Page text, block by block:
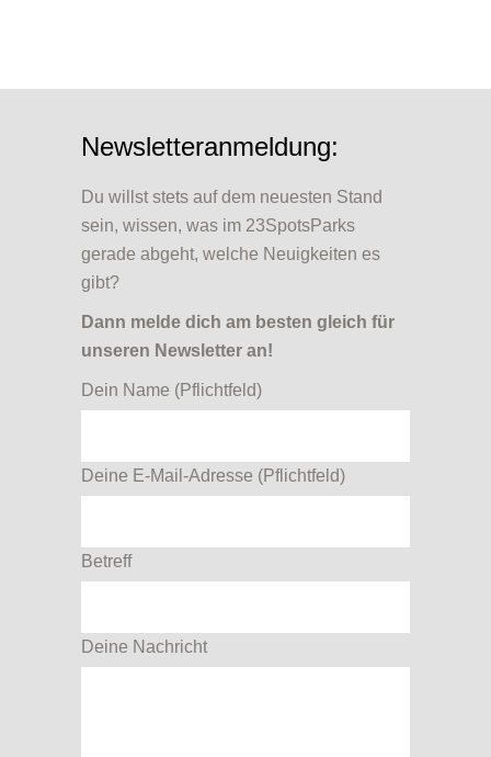
Newsletteranmeldung:
Du willst stets auf dem neuesten Stand
sein, wissen, was im 23SpotsParks
gerade abgeht, welche Neuigkeiten es
gibt?
Dann melde dich am besten gleich für
unseren Newsletter an!
Dein Name (Pflichtfeld)
Deine E-Mail-Adresse (Pflichtfeld)
Betreff
Deine Nachricht